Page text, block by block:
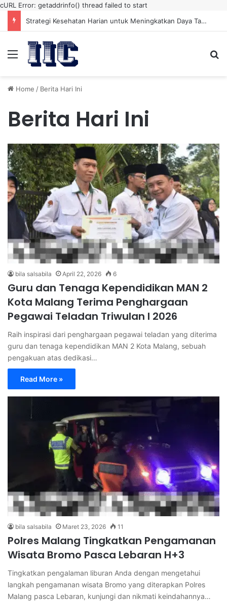
cURL Error: getaddrinfo() thread failed to start
Strategi Kesehatan Harian untuk Meningkatkan Daya Tahan Tubuh dalam Beraktivitas
Menu
Home / Berita Hari Ini
Berita Hari Ini
bila salsabila April 22, 2026 6
Guru dan Tenaga Kependidikan MAN 2
Kota Malang Terima Penghargaan
Pegawai Teladan Triwulan I 2026
Raih inspirasi dari penghargaan pegawai teladan yang diterima
guru dan tenaga kependidikan MAN 2 Kota Malang, sebuah
pengakuan atas dedikasi…
Read More »
bila salsabila Maret 23, 2026 11
Polres Malang Tingkatkan Pengamanan
Wisata Bromo Pasca Lebaran H+3
Tingkatkan pengalaman liburan Anda dengan mengetahui
langkah pengamanan wisata Bromo yang diterapkan Polres
Malang pasca Lebaran, kunjungi dan nikmati keindahannya…